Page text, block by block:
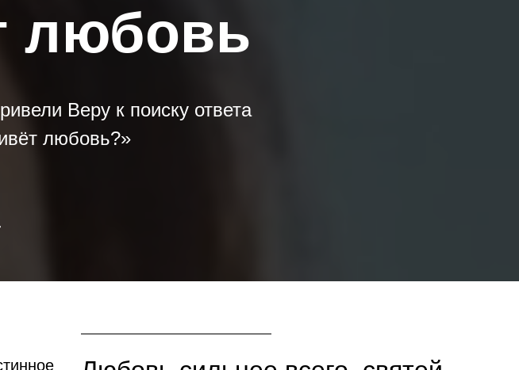
любовь
Веру к поиску ответа
любовь?»